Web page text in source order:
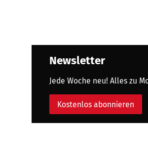
Newsletter
Jede Woche neu! Alles zu
Kostenlos abonnieren